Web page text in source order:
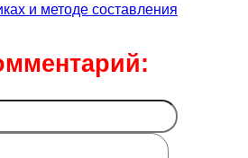
и методе составления